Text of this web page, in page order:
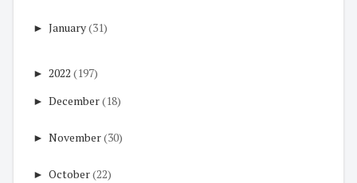
► January(31)
► 2022 (197)
► December(18)
► November(30)
► October(22)